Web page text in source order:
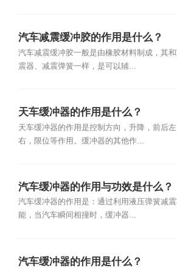
汽车减震缓冲胶的作用是什么？
汽车减震缓冲胶一般是由橡胶材料制成，其
震器、减震弹簧一样，是可以辅...
天车缓冲器的作用是什么？
天车缓冲器的作用是控制方向，升降，前后左
右，限位等作用。缓冲器的其他作...
汽车缓冲器的作用与功效是什么？
汽车缓冲器的作用是：通过利用液压弹簧减
能，当汽车瞬间相撞时，缓冲器...
汽车缓冲器的作用是什么？